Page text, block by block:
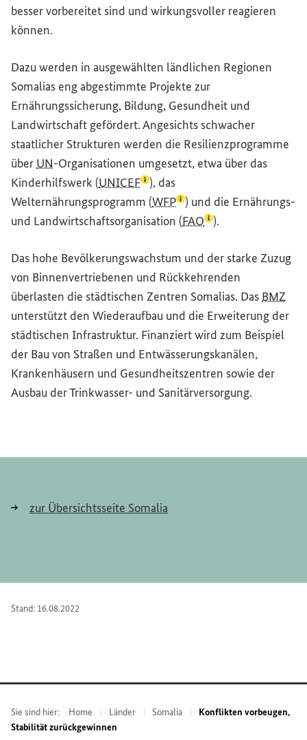
besser vorbereitet sind und wirkungsvoller reagieren
können.
Dazu werden in ausgewählten ländlichen Regionen
Somalias eng abgestimmte Projekte zur
Ernährungssicherung, Bildung, Gesundheit und
Landwirtschaft gefördert. Angesichts schwacher
staatlicher Strukturen werden die Resilienzprogramme
über UN-Organisationen umgesetzt, etwa über das
Kinderhilfswerk (UNICEF(Lexikon-Eintrag zum Begriff
), das
Welternährungsprogramm (WFP(Lexikon-Eintrag zum
) und die Ernährungs-
und Landwirtschaftsorganisation (FAO(Lexikon-Eintrag
).
Das hohe Bevölkerungswachstum und der starke Zuzug
von Binnenvertriebenen und Rückkehrenden
überlasten die städtischen Zentren Somalias. Das BMZ
unterstützt den Wiederaufbau und die Erweiterung der
städtischen Infrastruktur. Finanziert wird zum Beispiel
der Bau von Straßen und Entwässerungskanälen,
Krankenhäusern und Gesundheitszentren sowie der
Ausbau der Trinkwasser- und Sanitärversorgung.
zur Übersichtsseite Somalia
Stand: 16.08.2022
Sie sind hier: Home Länder Somalia
Konflikten vorbeugen,
Stabilität zurückgewinnen